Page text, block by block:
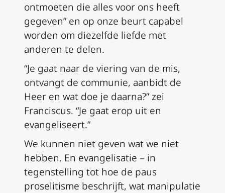
ontmoeten die alles voor ons heeft
gegeven” en op onze beurt capabel
worden om diezelfde liefde met
anderen te delen.
“Je gaat naar de viering van de mis,
ontvangt de communie, aanbidt de
Heer en wat doe je daarna?” zei
Franciscus. “Je gaat erop uit en
evangeliseert.”
We kunnen niet geven wat we niet
hebben. En evangelisatie – in
tegenstelling tot hoe de paus
proselitisme beschrijft, wat manipulatie